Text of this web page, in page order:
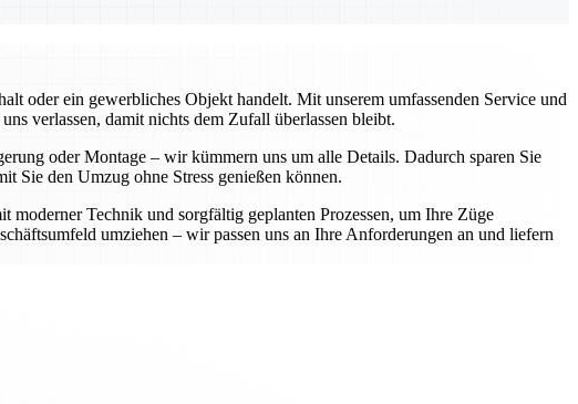
oder ein gewerbliches Objekt handelt. Mit unserem umfassenden Service und
verlassen, damit nichts dem Zufall überlassen bleibt.
oder Montage – wir kümmern uns um alle Details. Dadurch sparen Sie
Sie den Umzug ohne Stress genießen können.
Technik und sorgfältig geplanten Prozessen, um Ihre Züge
umziehen – wir passen uns an Ihre Anforderungen an und liefern